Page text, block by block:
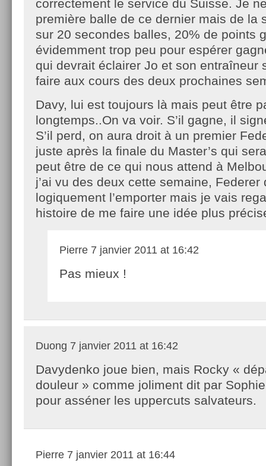
correctement le service du Suisse. Je
première balle de ce dernier mais de la
sur 20 secondes balles, 20% de points
évidemment trop peu pour espérer
qui devrait éclairer Jo et son entraîneur
faire aux cours des deux prochaines
Davy, lui est toujours là mais peut être
longtemps..On va voir. S’il gagne, il
S’il perd, on aura droit à un premier
juste après la finale du Master’s qui
peut être de ce qui nous attend à
j’ai vu des deux cette semaine, Federer
logiquement l’emporter mais je vais
histoire de me faire une idée plus
Pierre 7 janvier 2011 at 16:42
Pas mieux !
Duong 7 janvier 2011 at 16:42
Davydenko joue bien, mais Rocky «
douleur » comme joliment dit par
pour asséner les uppercuts salvateurs.
Pierre 7 janvier 2011 at 16:44